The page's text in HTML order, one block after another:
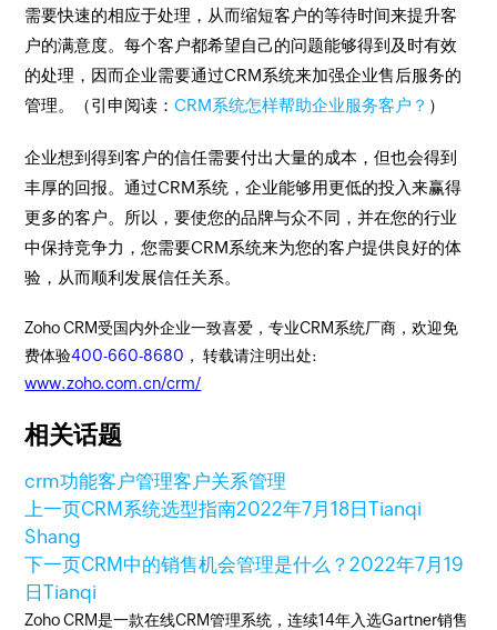
需要快速的相应于处理，从而缩短客户的等待时间来提升客
户的满意度。每个客户都希望自己的问题能够得到及时有效
的处理，因而企业需要通过CRM系统来加强企业售后服务的
管理。（引申阅读：CRM系统怎样帮助企业服务客户？ ）
企业想到得到客户的信任需要付出大量的成本，但也会得到
丰厚的回报。通过CRM系统，企业能够用更低的投入来赢得
更多的客户。所以，要使您的品牌与众不同，并在您的行业
中保持竞争力，您需要CRM系统来为您的客户提供良好的体
验，从而顺利发展信任关系。
Zoho CRM受国内外企业一致喜爱，专业CRM系统厂商，欢迎免
费体验400-660-8680 ， 转载请注明出处:
www.zoho.com.cn/crm/
相关话题
crm功能客户管理客户关系管理
上一页CRM系统选型指南2022年7月18日Tianqi
Shang
下一页CRM中的销售机会管理是什么？2022年7月19
日Tianqi
Zoho CRM是一款在线CRM管理系统，连续14年入选Gartner销售